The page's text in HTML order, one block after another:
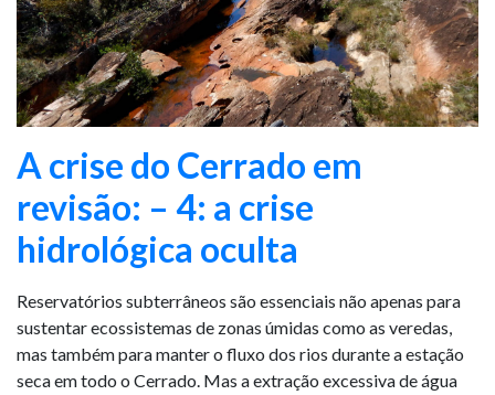
A crise do Cerrado em
revisão: – 4: a crise
hidrológica oculta
Reservatórios subterrâneos são essenciais não apenas para
sustentar ecossistemas de zonas úmidas como as veredas,
mas também para manter o fluxo dos rios durante a estação
seca em todo o Cerrado. Mas a extração excessiva de água